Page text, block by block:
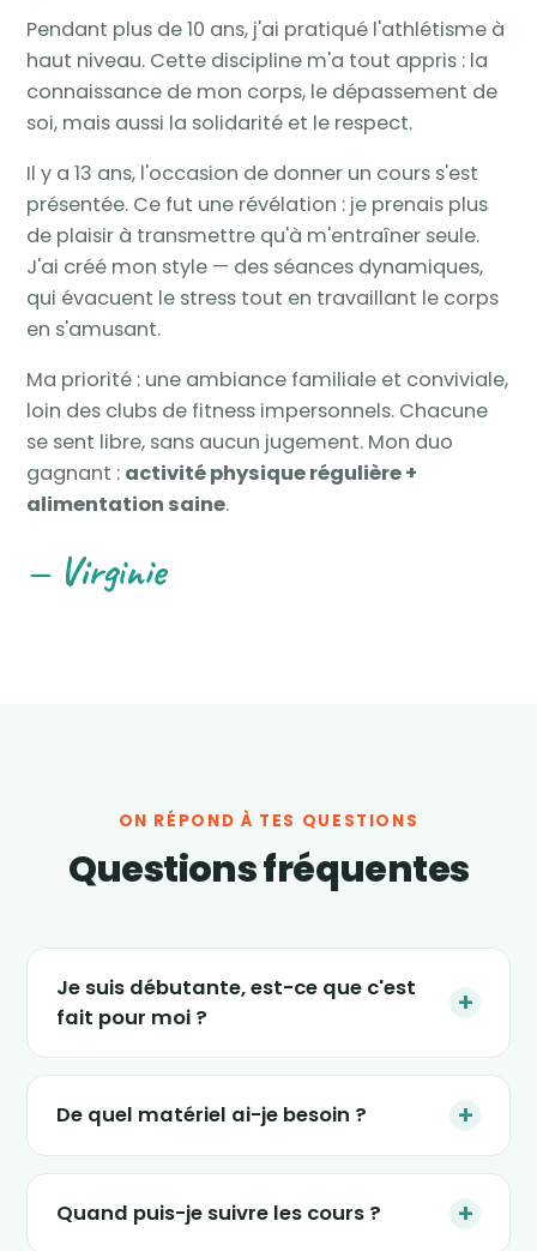
Pendant plus de 10 ans, j'ai pratiqué l'athlétisme à
haut niveau. Cette discipline m'a tout appris : la
connaissance de mon corps, le dépassement de
soi, mais aussi la solidarité et le respect.
Il y a 13 ans, l'occasion de donner un cours s'est
présentée. Ce fut une révélation : je prenais plus
de plaisir à transmettre qu'à m'entraîner seule.
J'ai créé mon style — des séances dynamiques,
qui évacuent le stress tout en travaillant le corps
en s'amusant.
Ma priorité : une ambiance familiale et conviviale,
loin des clubs de fitness impersonnels. Chacune
se sent libre, sans aucun jugement. Mon duo
gagnant : activité physique régulière +
alimentation saine.
— Virginie
ON RÉPOND À TES QUESTIONS
Questions fréquentes
Je suis débutante, est-ce que c'est
fait pour moi ?
+
Absolument. Les séances s'adaptent à tous
semaines » est justement conçu pour
(re)démarrer en douceur, sans impact et sans
De quel matériel ai-je besoin ? +
Le strict minimum : une tablette, un ordinateur
ou un smartphone, un petit espace dans ton
salon et une tenue confortable. Certaines
Quand puis-je suivre les cours ? +